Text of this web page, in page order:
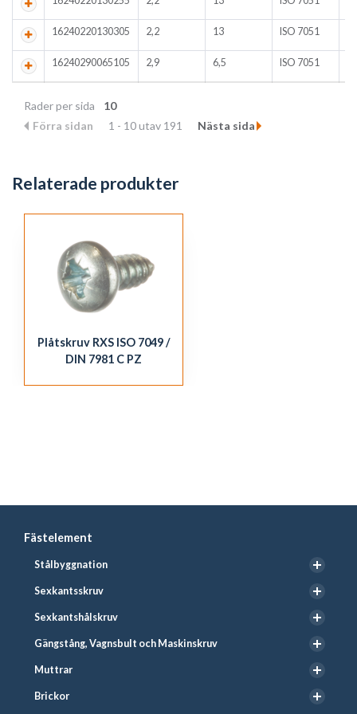
Fästelement
Stålbyggnation
Sexkantsskruv
Sexkantshålskruv
Gängstång, Vagnsbult och Maskinskruv
Muttrar
Brickor
16240220130305 2,2 13 ISO 7051
16240290065105 2,9 6,5 ISO 7051
Rader per sida
10
Förra sidan
1 - 10 utav 191 Nästa sida
Relaterade produkter
Plåtskruv RXS ISO 7049 /
DIN 7981 C PZ